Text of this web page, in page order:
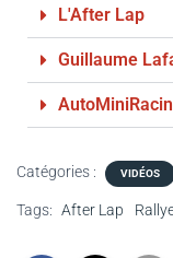
L'After Lap
Guillaume
Catégories : VIDÉOS
Tags: After Lap